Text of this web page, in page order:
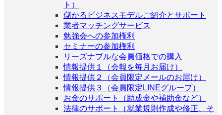
ト）
儲かるビジネスモデルご紹介とサポート
業者マッチングサービス
勉強会への参加権利
セミナーの参加権利
リーズナブルな会員価格での購入
情報提供１（会報を毎月お届け）
情報提供２（会員限定メールのお届け）
情報提供３（会員限定LINEグループ）
お金のサポート（助成金や補助金など）
法律のサポート（就業規則作成や修正、そ